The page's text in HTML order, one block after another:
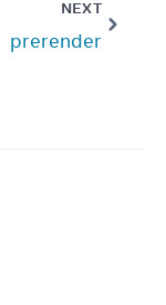
NEXT
prerender